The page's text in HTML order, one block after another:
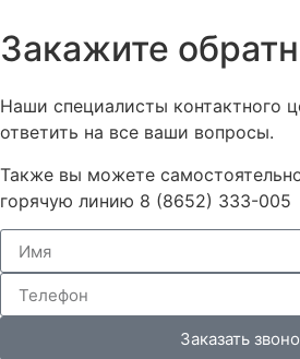
Закажите
Наши специалисты контактного
ответить на все ваши вопросы.
Также вы можете
горячую линию 8 (8652) 333-005
Заказать